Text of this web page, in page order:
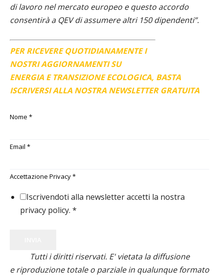
di lavoro nel mercato europeo e questo accordo
consentirà a QEV di assumere altri 150 dipendenti”.
PER RICEVERE QUOTIDIANAMENTE I
NOSTRI AGGIORNAMENTI SU
ENERGIA E TRANSIZIONE ECOLOGICA, BASTA
ISCRIVERSI ALLA NOSTRA NEWSLETTER GRATUITA
Nome *
Email *
Accettazione Privacy*
Iscrivendoti alla newsletter accetti la nostra
privacy policy. *
Tutti i diritti riservati. E' vietata la diffusione
e riproduzione totale o parziale in qualunque formato